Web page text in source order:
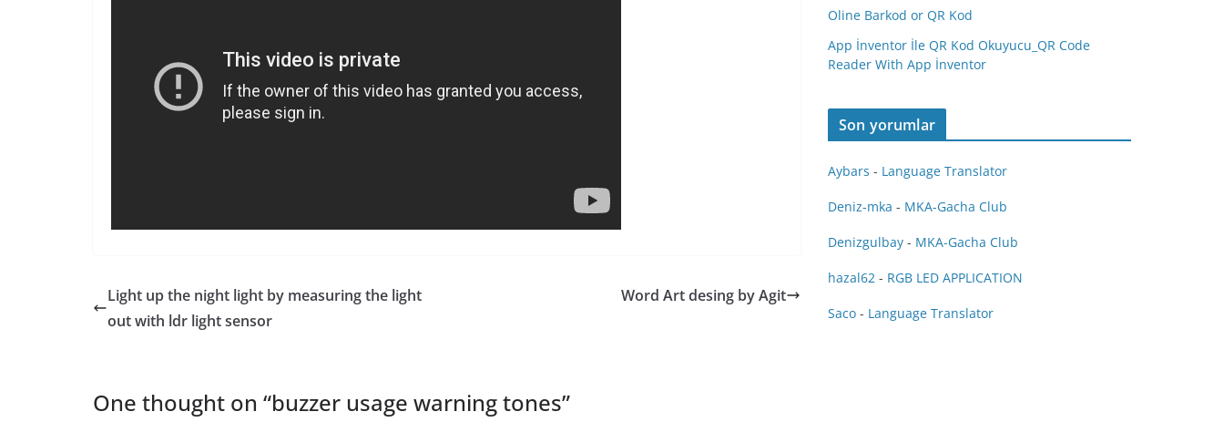
Light up the night light by measuring the light
out with ldr light sensor
Word Art desing by Agit
One thought on “buzzer usage warning tones”
Oline Barkod or QR Kod
App İnventor İle QR Kod Okuyucu_QR Code
Reader With App İnventor
Son yorumlar
Aybars - Language Translator
Deniz-mka - MKA-Gacha Club
Denizgulbay - MKA-Gacha Club
hazal62 - RGB LED APPLICATION
Saco - Language Translator